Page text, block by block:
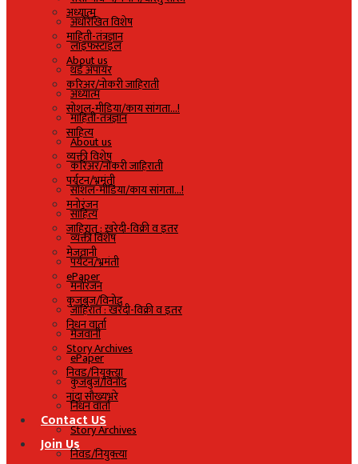
अध्यात्म
माहिती-तंत्रज्ञान
About us
करिअर/नोकरी जाहिराती
सोशल-मीडिया/काय सांगता…!
साहित्य
व्यक्ती विशेष
पर्यटन/भ्रमंती
मनोरंजन
जाहिरात : खरेदी-विक्री व इतर
मेजवानी
ePaper
कुजबुज/विनोद
निधन वार्ता
Story Archives
निवड/नियुक्त्या
नांदा सौख्यभरे
Contact US
Join Us
अधोरेखित विशेष
लाइफस्टाइल
थर्ड अंपायर
अध्यात्म
माहिती-तंत्रज्ञान
About us
करिअर/नोकरी जाहिराती
सोशल-मीडिया/काय सांगता…!
साहित्य
व्यक्ती विशेष
पर्यटन/भ्रमंती
मनोरंजन
जाहिरात : खरेदी-विक्री व इतर
मेजवानी
ePaper
कुजबुज/विनोद
निधन वार्ता
Story Archives
निवड/नियुक्त्या